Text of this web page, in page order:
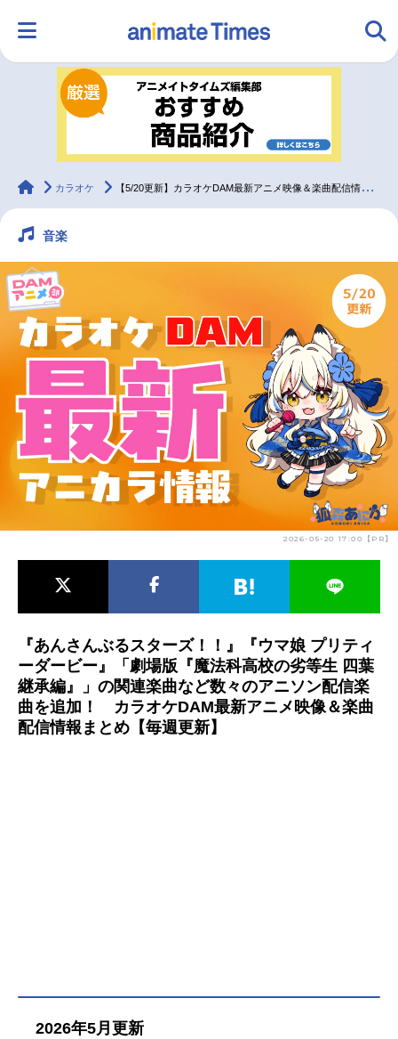
ランキング アニメ
ラジオ みんなの声
2.5次元 配信・Vtuber トレンド 無料マンガ
最新記事一覧
声優記事一覧
アニメ映画一覧 実写化映画一覧
今期アニメ曜日別一覧
春アニメ 夏アニメ
男性声優/女性声優一覧
animateTimes
カラオケ 【5/20更新】カラオケDAM最新アニメ映像＆楽曲配信情報まとめ【毎週更新】
音楽
2026-05-20 17:00【PR】
『あんさんぶるスターズ！！』『ウマ娘 プリティ
ーダービー』「劇場版『魔法科高校の劣等生 四葉
継承編』」の関連楽曲など数々のアニソン配信楽
曲を追加！ カラオケDAM最新アニメ映像＆楽曲
配信情報まとめ【毎週更新】
2026年5月更新